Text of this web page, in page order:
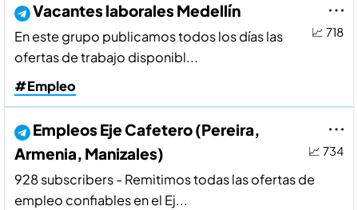
📈 718
Vacantes laborales Medellí­n
En este grupo publicamos todos los dí­as las
ofertas de trabajo disponibl...
#Empleo
📈 734
Empleos Eje Cafetero (Pereira,
Armenia, Manizales)
928 subscribers - Remitimos todas las ofertas de
empleo confiables en el Ej...